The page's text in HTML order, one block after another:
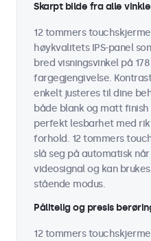
Skarpt bilde fra alle
12 tommers
høykvalitets IPS-panel
bred visningsvinkel på
fargegjengivelse.
enkelt justeres til dine
både blank og matt
perfekt lesbarhet med
forhold. 12 tommers
slå seg på automatisk
videosignal og kan
stående modus.
Pålitelig og presis
12 tommers